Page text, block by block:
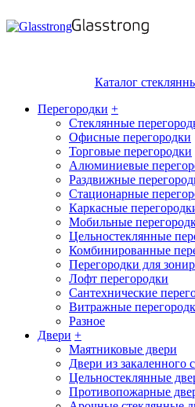
Каталог
Перегородки +
Стеклянные
Офисные перегородки
Торговые перегородки
Алюминиевые
Раздвижные
Стационарные
Каркасные
Мобильные
Цельностеклянные
Комбинированные
Перегородки для
Лофт перегородки
Сантехнические
Витражные
Разное
Двери +
Маятниковые двери
Двери из закаленного
Цельностеклянные
Противопожарные